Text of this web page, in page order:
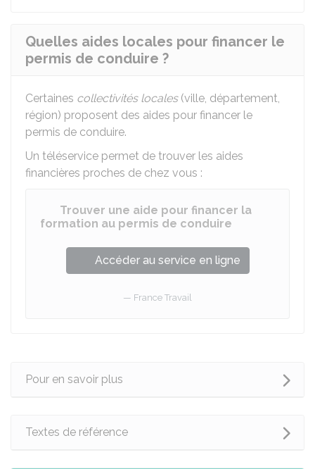
Quelles aides locales pour financer le
permis de conduire ?
Certaines collectivités locales(ville, département,
région) proposent des aides pour financer le
permis de conduire.
Un téléservice permet de trouver les aides
financières proches de chez vous :
Trouver une aide pour financer la
formation au permis de conduire
Accéder au service en ligne
France Travail
Pour en savoir plus
Textes de référence